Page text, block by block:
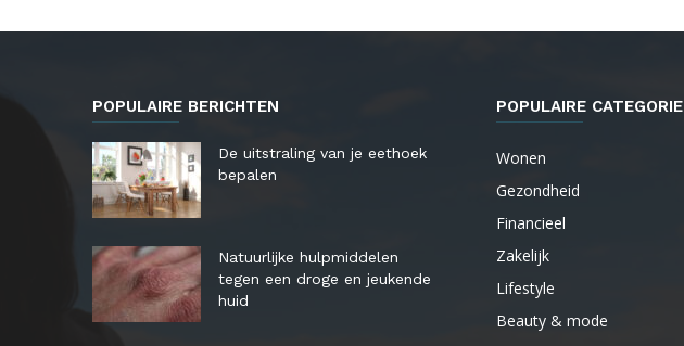
POPULAIRE BERICHTEN
De uitstraling van je eethoek
bepalen
Natuurlijke hulpmiddelen
tegen een droge en jeukende
huid
POPULAIRE CATEGORIE
Wonen
Gezondheid
Financieel
Zakelijk
Lifestyle
Beauty & mode